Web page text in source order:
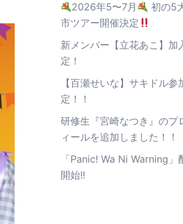
2026年5〜7月
初の5
市ツアー開催決定
新メンバー【立花あこ】加
定！
【百瀬せいな】サキドル参
定！！
研修生『宮崎なつき』のプ
ィールを追加しました！！
「Panic! Wa Ni Warning」
開始!!